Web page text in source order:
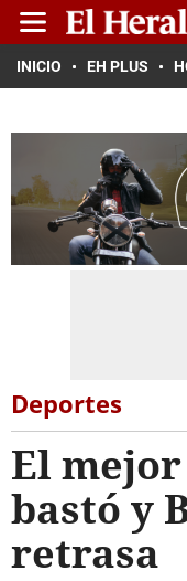
INICIO EH PLUS
Deportes
El
bastó y
retrasa